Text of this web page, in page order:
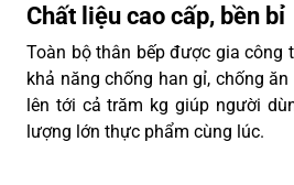
Chất liệu cao cấp, bền bỉ
Toàn bộ thân bếp được gia công
khả năng chống han gỉ, chống
lên tới cả trăm kg giúp người
lượng lớn thực phẩm cùng lúc.